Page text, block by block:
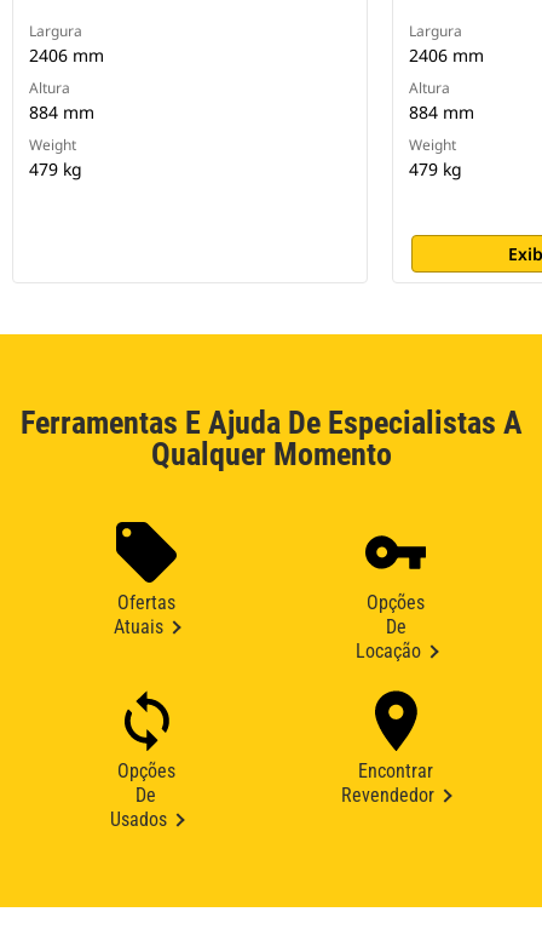
Largura
2406 mm
Altura
884 mm
Weight
479 kg
Largura
2406 mm
Altura
884 mm
Weight
479 kg
Ferramentas E Ajuda De Especialistas A
Qualquer Momento
Ofertas
Atuais
Opções
De
Locação
Opções
De
Usados
Encontrar
Revendedor